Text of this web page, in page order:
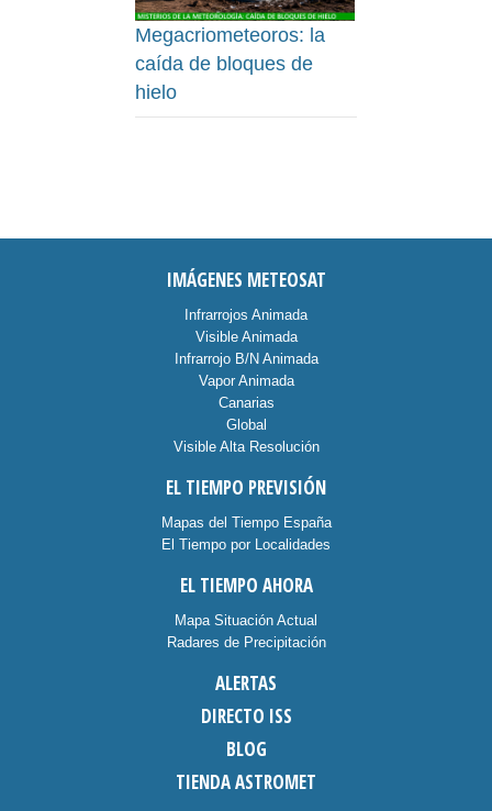
Megacriometeoros: la
caída de bloques de
hielo
IMÁGENES METEOSAT
Infrarrojos Animada
Visible Animada
Infrarrojo B/N Animada
Vapor Animada
Canarias
Global
Visible Alta Resolución
EL TIEMPO PREVISIÓN
Mapas del Tiempo España
El Tiempo por Localidades
EL TIEMPO AHORA
Mapa Situación Actual
Radares de Precipitación
ALERTAS
DIRECTO ISS
BLOG
TIENDA ASTROMET